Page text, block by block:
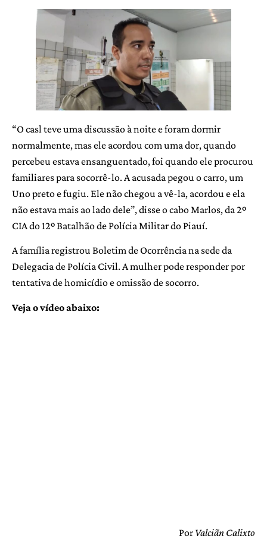
“O casl teve uma discussão à noite e foram dormir
normalmente, mas ele acordou com uma dor, quando
percebeu estava ensanguentado, foi quando ele procurou
familiares para socorrê-lo. A acusada pegou o carro, um
Uno preto e fugiu. Ele não chegou a vê-la, acordou e ela
não estava mais ao lado dele”, disse o cabo Marlos, da 2º
CIA do 12º Batalhão de Polícia Militar do Piauí.
A família registrou Boletim de Ocorrência na sede da
Delegacia de Polícia Civil. A mulher pode responder por
tentativa de homicídio e omissão de socorro.
Veja o vídeo abaixo:
Por Valciãn Calixto